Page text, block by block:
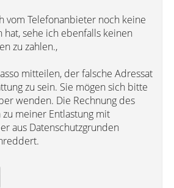
vom Telefonanbieter noch keine
hat, sehe ich ebenfalls keinen
zu zahlen.,
mitteilen, der falsche Adressat
zu sein. Sie mögen sich bitte
wenden. Die Rechnung des
meiner Entlastung mit
aus Datenschutzgrunden